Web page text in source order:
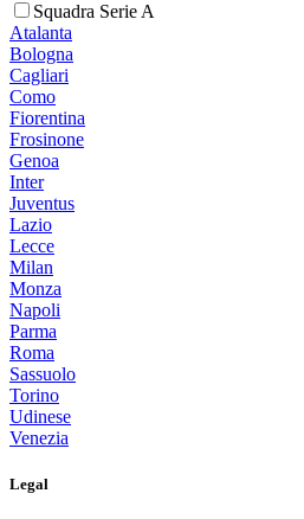
Squadra Serie A
Atalanta
Bologna
Cagliari
Como
Fiorentina
Frosinone
Genoa
Inter
Juventus
Lazio
Lecce
Milan
Monza
Napoli
Parma
Roma
Sassuolo
Torino
Udinese
Venezia
Legal